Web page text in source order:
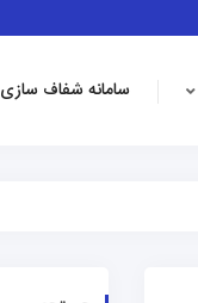
سامانه شفاف سازی